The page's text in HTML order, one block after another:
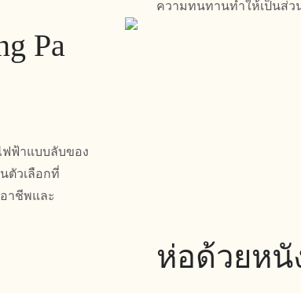
ความทนทานทำให้เป็นส่
Pa
ฟฟ้าแบบลับของ
ตัวเลือกที่
าชีพและ
ห่อด้วยห